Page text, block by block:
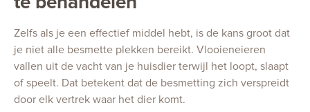
Zelfs als je een effectief middel hebt, is de kans groot dat
je niet alle besmette plekken bereikt. Vlooieneieren
vallen uit de vacht van je huisdier terwijl het loopt, slaapt
of speelt. Dat betekent dat de besmetting zich verspreidt
door elk vertrek waar het dier komt.